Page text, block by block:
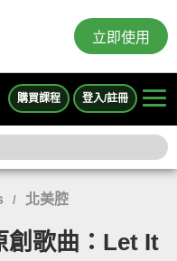
立即使用
購買課程 登入/註冊
/ 北美腔
創歌曲：Let It